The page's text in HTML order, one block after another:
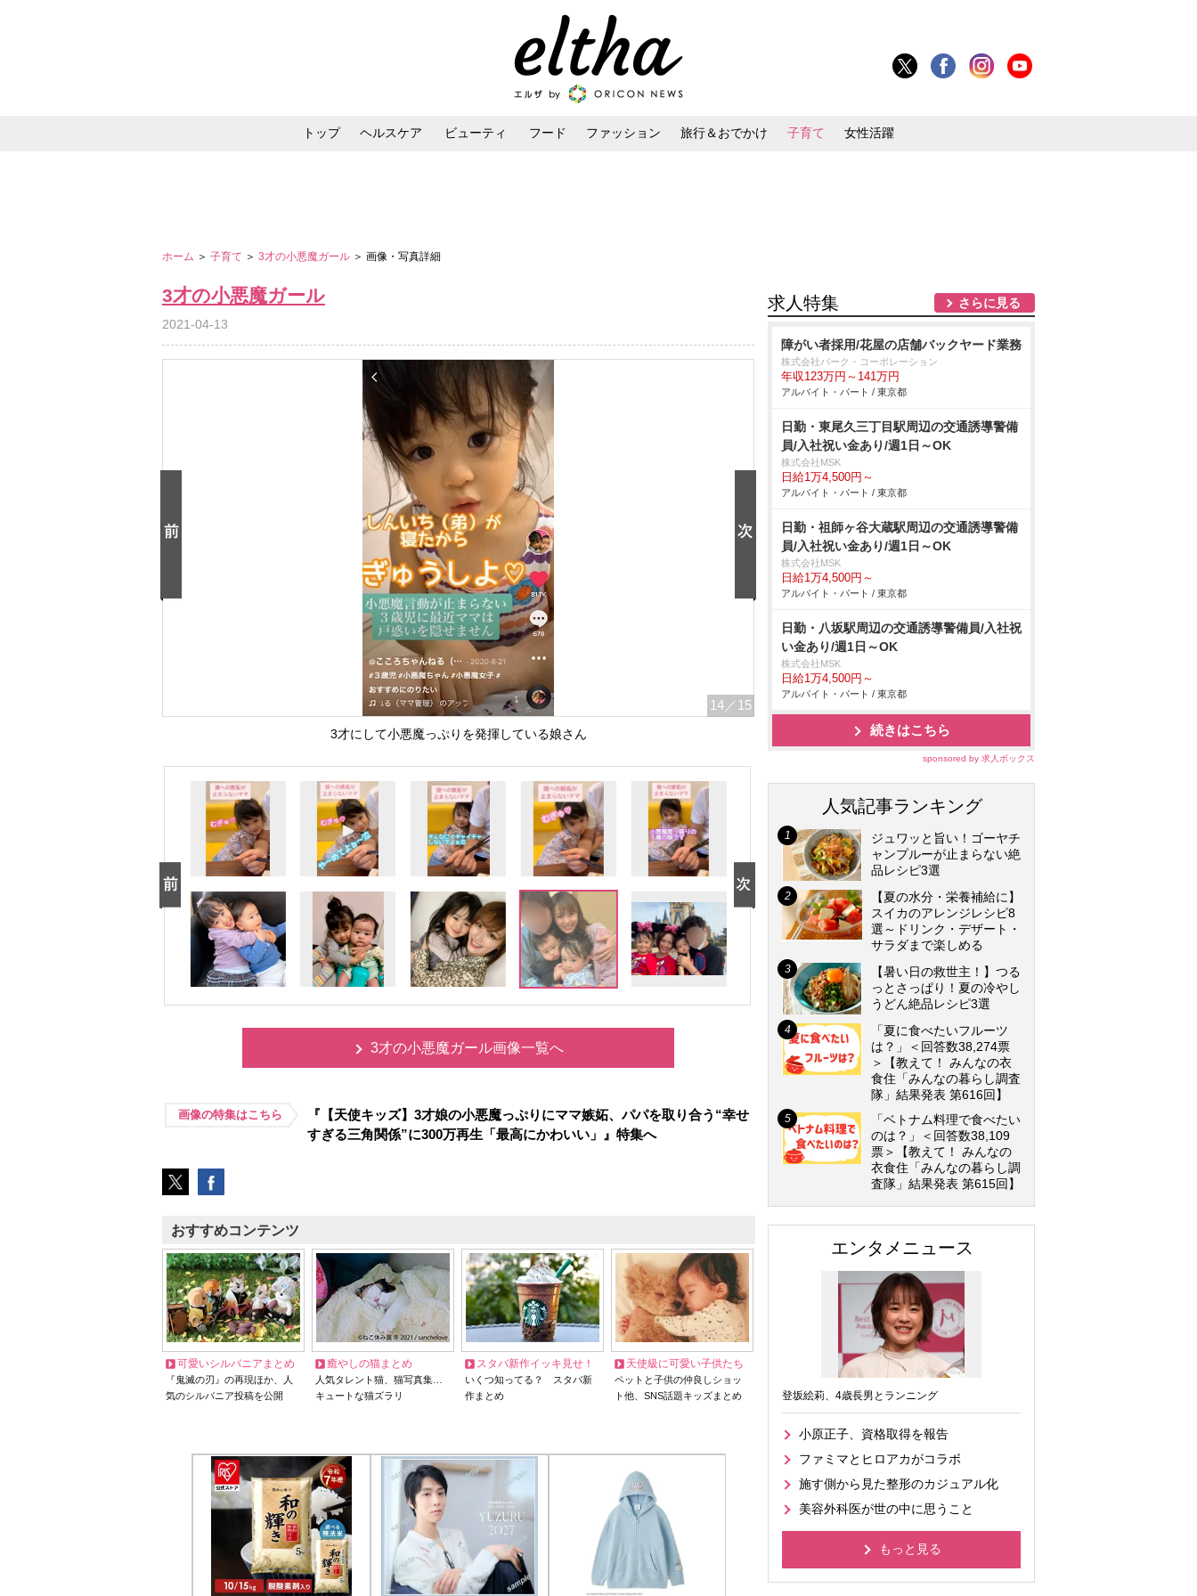
トップ ヘルスケア ビューティ フード ファッション 旅行＆おでかけ 子育て 女性活躍
ホーム ＞ 子育て ＞ 3才の小悪魔ガール ＞ 画像・写真詳細
3才の小悪魔ガール
2021-04-13
14 ／15
3才にして小悪魔っぷりを発揮している娘さん
3才の小悪魔ガール画像一覧へ
画像の特集はこちら
『【天使キッズ】3才娘の小悪魔っぷりにママ嫉妬、パパを取り合う“幸せ
すぎる三角関係”に300万再生「最高にかわいい」』特集へ
おすすめコンテンツ
可愛いシルバニアまとめ
『鬼滅の刃』の再現ほか、人
気のシルバニア投稿を公開
癒やしの猫まとめ
人気タレント猫、猫写真集…
キュートな猫ズラリ
スタバ新作イッキ見せ！
いくつ知ってる？ スタバ新
作まとめ
天使級に可愛い子供たち
ペットと子供の仲良しショッ
ト他、SNS話題キッズまとめ
求人特集 さらに見る
障がい者採用/花屋の店舗バックヤード業務
株式会社パーク・コーポレーション
年収123万円～141万円
アルバイト・パート / 東京都
日勤・東尾久三丁目駅周辺の交通誘導警備
員/入社祝い金あり/週1日～OK
株式会社MSK
日給1万4,500円～
アルバイト・パート / 東京都
日勤・祖師ヶ谷大蔵駅周辺の交通誘導警備
員/入社祝い金あり/週1日～OK
株式会社MSK
日給1万4,500円～
アルバイト・パート / 東京都
日勤・八坂駅周辺の交通誘導警備員/入社祝
い金あり/週1日～OK
株式会社MSK
日給1万4,500円～
アルバイト・パート / 東京都
続きはこちら
sponsored by 求人ボックス
人気記事ランキング
ジュワッと旨い！ゴーヤチ
ャンプルーが止まらない絶
品レシピ3選
【夏の水分・栄養補給に】
スイカのアレンジレシピ8
選～ドリンク・デザート・
サラダまで楽しめる
【暑い日の救世主！】つる
っとさっぱり！夏の冷やし
うどん絶品レシピ3選
「夏に食べたいフルーツ
は？」＜回答数38,274票
＞【教えて！ みんなの衣
食住「みんなの暮らし調査
隊」結果発表 第616回】
「ベトナム料理で食べたい
のは？」＜回答数38,109
票＞【教えて！ みんなの
衣食住「みんなの暮らし調
査隊」結果発表 第615回】
エンタメニュース
登坂絵莉、4歳長男とランニング
小原正子、資格取得を報告
ファミマとヒロアカがコラボ
施す側から見た整形のカジュアル化
美容外科医が世の中に思うこと
もっと見る